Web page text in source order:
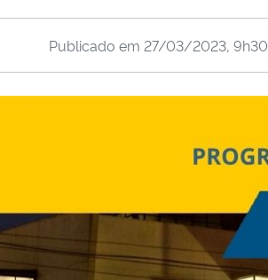
Publicado em 27/03/2023, 9h30